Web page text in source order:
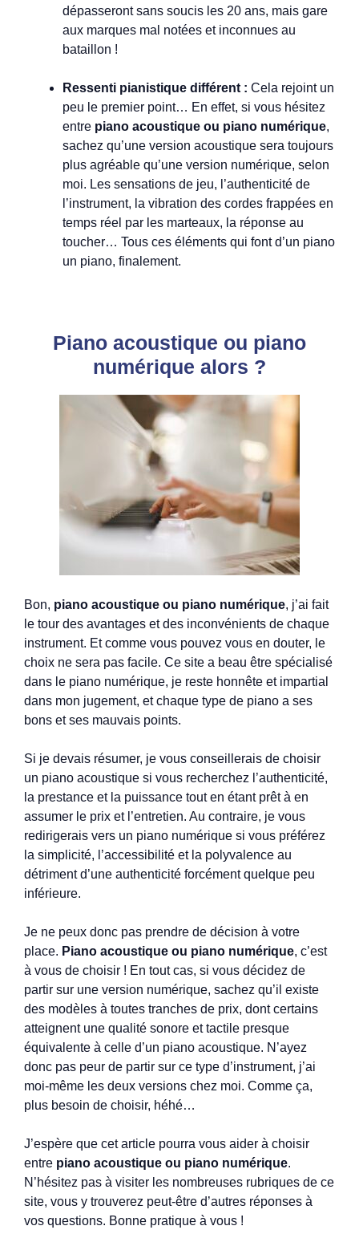
dépasseront sans soucis les 20 ans, mais gare
aux marques mal notées et inconnues au
bataillon !
Ressenti pianistique différent : Cela rejoint un
peu le premier point… En effet, si vous hésitez
entre piano acoustique ou piano numérique,
sachez qu’une version acoustique sera toujours
plus agréable qu’une version numérique, selon
moi. Les sensations de jeu, l’authenticité de
l’instrument, la vibration des cordes frappées en
temps réel par les marteaux, la réponse au
toucher… Tous ces éléments qui font d’un piano
un piano, finalement.
Piano acoustique ou piano
numérique alors ?
Bon, piano acoustique ou piano numérique, j’ai fait
le tour des avantages et des inconvénients de chaque
instrument. Et comme vous pouvez vous en douter, le
choix ne sera pas facile. Ce site a beau être spécialisé
dans le piano numérique, je reste honnête et impartial
dans mon jugement, et chaque type de piano a ses
bons et ses mauvais points.
Si je devais résumer, je vous conseillerais de choisir
un piano acoustique si vous recherchez l’authenticité,
la prestance et la puissance tout en étant prêt à en
assumer le prix et l’entretien. Au contraire, je vous
redirigerais vers un piano numérique si vous préférez
la simplicité, l’accessibilité et la polyvalence au
détriment d’une authenticité forcément quelque peu
inférieure.
Je ne peux donc pas prendre de décision à votre
place. Piano acoustique ou piano numérique, c’est
à vous de choisir ! En tout cas, si vous décidez de
partir sur une version numérique, sachez qu’il existe
des modèles à toutes tranches de prix, dont certains
atteignent une qualité sonore et tactile presque
équivalente à celle d’un piano acoustique. N’ayez
donc pas peur de partir sur ce type d’instrument, j’ai
moi-même les deux versions chez moi. Comme ça,
plus besoin de choisir, héhé…
J’espère que cet article pourra vous aider à choisir
entre piano acoustique ou piano numérique.
N’hésitez pas à visiter les nombreuses rubriques de ce
site, vous y trouverez peut-être d’autres réponses à
vos questions. Bonne pratique à vous !